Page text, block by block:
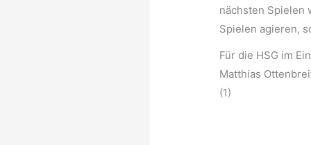
nächsten Spielen
Spielen agieren,
Für die HSG im
Matthias
(1)